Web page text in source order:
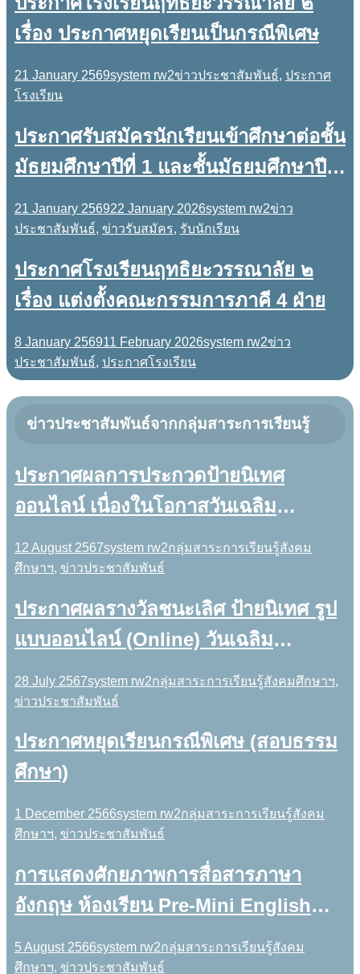
๒๕๖๘
เรื่อง ประกาศหยุดเรียนเป็นกรณีพิเศษ
21 January 2569system rw2ข่าวประชาสัมพันธ์, ประกาศ
โรงเรียน
ประกาศรับสมัครนักเรียนเข้าศึกษาต่อชั้น
มัธยมศึกษาปีที่ 1 และชั้นมัธยมศึกษาปีที่
2569
21 January 256922 January 2026system rw2ข่าว
ประชาสัมพันธ์, ข่าวรับสมัคร, รับนักเรียน
ประกาศโรงเรียนฤทธิยะวรรณาลัย ๒
เรื่อง แต่งตั้งคณะกรรมการภาคี 4 ฝ่าย
8 January 256911 February 2026system rw2ข่าว
ประชาสัมพันธ์, ประกาศโรงเรียน
ข่าวประชาสัมพันธ์จากกลุ่มสาระการเรียนรู้
ประกาศผลการประกวดป้ายนิเทศ
ออนไลน์ เนื่องในโอกาสวันเฉลิม
พระชนมพรรษาสมเด็จพระนางเจ้าสิริกิติ์
พระบรมราชินีนาถ พระบรมราชชนนี
พันปีหลวง ๙๒ พรรษา ๑๒ สิงหาคม
12 August 2567system rw2กลุ่มสาระการเรียนรู้สังคม
ศึกษาฯ, ข่าวประชาสัมพันธ์
ประกาศผลรางวัลชนะเลิศ ป้ายนิเทศ รูป
แบบออนไลน์ (Online) วันเฉลิม
พระชนมพรรษาพระบาทสมเด็จ
พระเจ้าอยู่หัว 72 พรรษา
28 July 2567system rw2กลุ่มสาระการเรียนรู้สังคมศึกษาฯ,
ข่าวประชาสัมพันธ์
ประกาศหยุดเรียนกรณีพิเศษ (สอบธรรม
ศึกษา)
1 December 2566system rw2กลุ่มสาระการเรียนรู้สังคม
ศึกษาฯ, ข่าวประชาสัมพันธ์
การแสดงศักยภาพการสื่อสารภาษา
อังกฤษ ห้องเรียน Pre-Mini English
Program (ม.3/2) ในกิจกรรมละครเวที
ภาษาอังกฤษ (English Drama Show)
5 August 2566system rw2กลุ่มสาระการเรียนรู้สังคม
ศึกษาฯ, ข่าวประชาสัมพันธ์